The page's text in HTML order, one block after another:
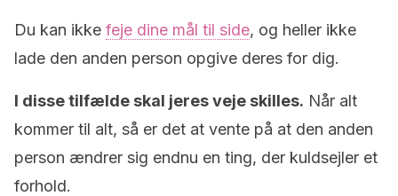
Du kan ikke feje dine mål til side, og heller ikke
lade den anden person opgive deres for dig.
I disse tilfælde skal jeres veje skilles. Når alt
kommer til alt, så er det at vente på at den anden
person ændrer sig endnu en ting, der kuldsejler et
forhold.